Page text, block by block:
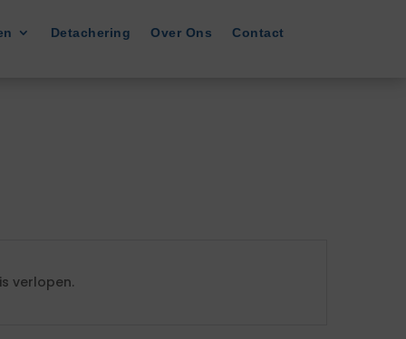
Detachering Over Ons Contact
verlopen.